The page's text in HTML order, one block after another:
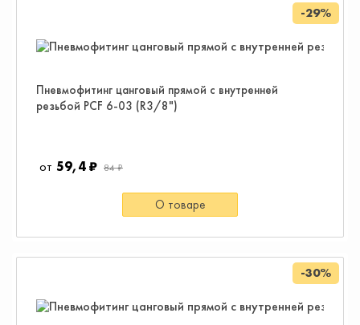
Пневмофитинг цанговый прямой с внутренней
резьбой PCF 6-03 (R3/8")
-29%
59,4 ₽ 84 ₽
О товаре
-30%